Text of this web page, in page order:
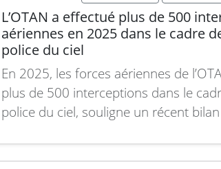
L’OTAN a effectué plus de 500
aériennes en 2025 dans le cadre
police du ciel
En 2025, les forces aériennes de
plus de 500 interceptions dans le
police du ciel, souligne un récent
diffusé cette semaine, les forces